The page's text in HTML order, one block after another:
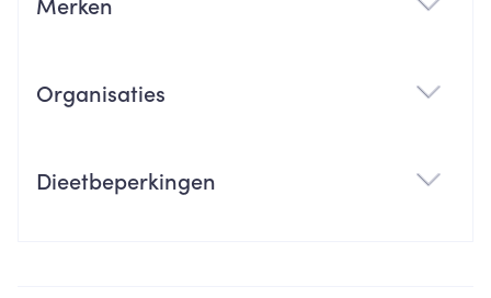
Organisaties
Dieetbeperkingen